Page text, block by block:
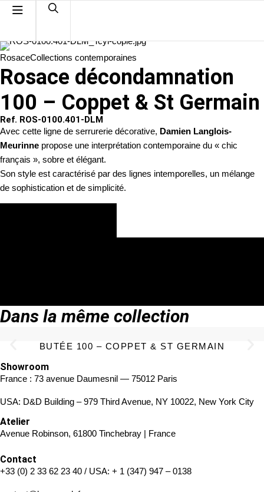
RosaceCollections contemporaines
Rosace décondamnation
100 – Coppet & St Germain
Ref. ROS-0100.401-DLM
Avec cette ligne de serrurerie décorative, Damien Langlois-
Meurinne propose une interprétation contemporaine du « chic
français », sobre et élégant.
Son style est caractérisé par des lignes intemporelles, un mélange
de sophistication et de simplicité.
Dans la même collection
BUTÉE 100 – COPPET & ST GERMAIN
Showroom
France : 73 avenue Daumesnil — 75012 Paris
USA: D&D Building – 979 Third Avenue, NY 10022, New York City
Atelier
Avenue Robinson, 61800 Tinchebray | France
Contact
+33 (0) 2 33 62 23 40 / USA: + 1 (347) 947 – 0138